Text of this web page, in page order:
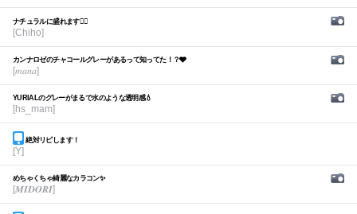
ナチュラルに盛れます🙆‍♀️
[Chiho]
カンナロゼのチャコールグレーがあるって知ってた！？🩶
[𝑚𝑎𝑛𝑎]
YURIALのグレーがまるで水のような透明感💧
[hs_mam]
絶対リピします！
[Y]
めちゃくちゃ綺麗なカラコン✨
[𝑴𝑰𝑫𝑶𝑹𝑰]